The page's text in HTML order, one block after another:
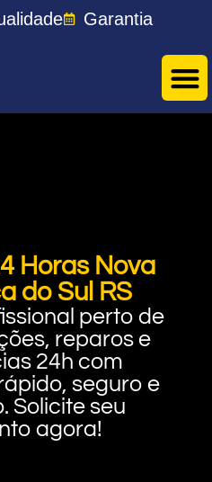
Garantia
Horas Nova
do Sul RS
perto de
reparos e
24h com
seguro e
Solicite seu
agora!